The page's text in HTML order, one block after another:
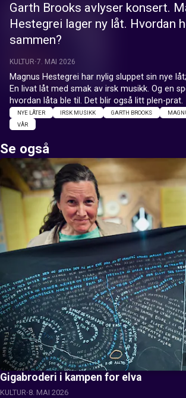
Garth Brooks avlyser konsert.
Hestegrei lager ny låt. Hvordan
sammen?
KULTUR 7. MAI 2026
Magnus Hestegrei har nylig sluppet sin nye
En livat låt med smak av irsk musikk. Og en
hvordan låta ble til. Det blir også litt plen-prat.
NYE LÅTER IRSK MUSIKK GARTH BROOKS
VÅR
Se også
Gigabroderi i kampen for elva
KULTUR 8. MAI 2026